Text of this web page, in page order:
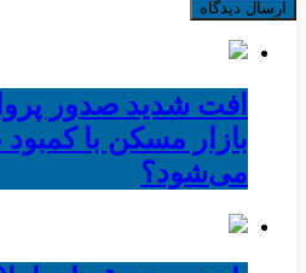
افت شدید صدور
بازار مسکن با
می‌شود؟